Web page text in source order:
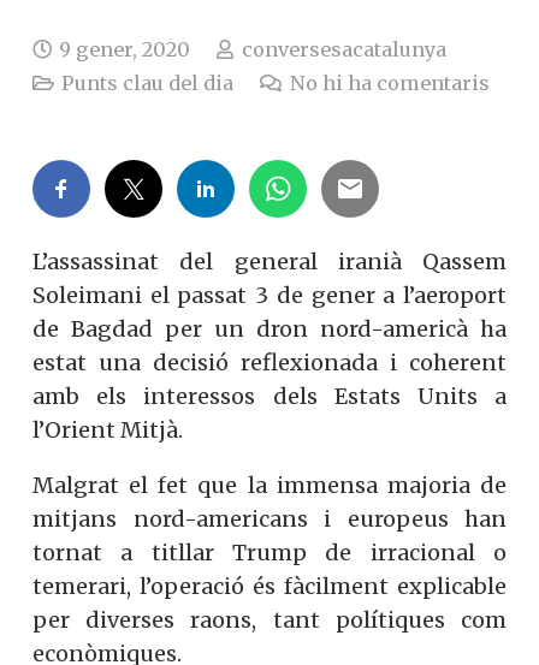
9 gener, 2020
conversesacatalunya
Punts clau del dia
No hi ha comentaris
L’assassinat del general iranià Qassem
Soleimani el passat 3 de gener a l’aeroport
de Bagdad per un dron nord-americà ha
estat una decisió reflexionada i coherent
amb els interessos dels Estats Units a
l’Orient Mitjà.
Malgrat el fet que la immensa majoria de
mitjans nord-americans i europeus han
tornat a titllar Trump de irracional o
temerari, l’operació és fàcilment explicable
per diverses raons, tant polítiques com
econòmiques.